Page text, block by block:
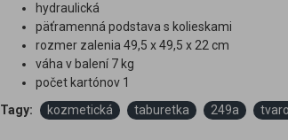
hydraulická
päťramenná podstava s kolieskami
rozmer zalenia 49,5 x 49,5 x 22 cm
váha v balení 7 kg
počet kartónov 1
Tagy:
kozmetická taburetka 249a